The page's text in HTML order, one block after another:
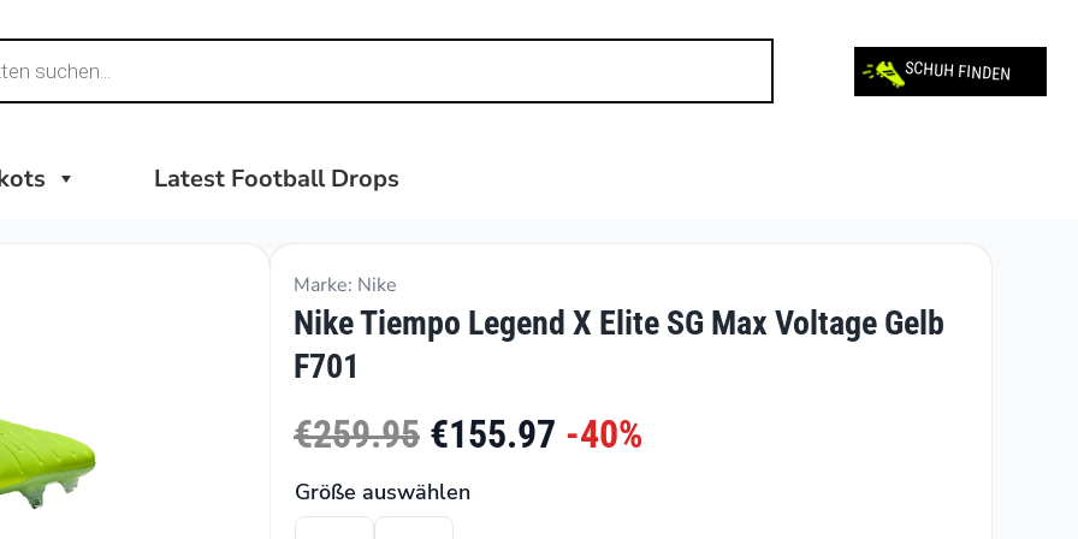
SCHUH FINDEN
Latest Football Drops
Marke: Nike
Nike Tiempo Legend X Elite SG Max Voltage Gelb
F701
€259.95 €155.97 -40%
Größe auswählen